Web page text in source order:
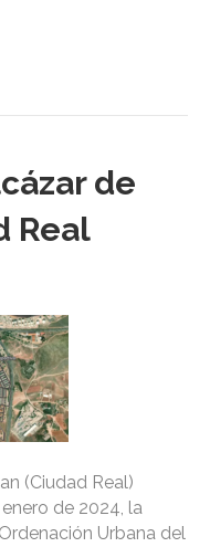
de
Real
(Ciudad Real)
de 2024, la
Urbana del